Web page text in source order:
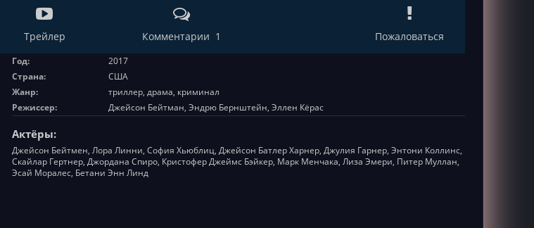
Трейлер Комментарии 1 Пожаловаться
Год:
2017
Страна:
США
Жанр:
триллер, драма, криминал
Режиссер:
Джейсон Бейтман, Эндрю Бернштейн, Эллен Кёрас
Актёры:
Джейсон Бейтмен, Лора Линни, София Хьюблиц, Джейсон Батлер Харнер, Джулия Гарнер, Энтони Коллинс,
Скайлар Гертнер, Джордана Спиро, Кристофер Джеймс Бэйкер, Марк Менчака, Лиза Эмери, Питер Муллан,
Эсай Моралес, Бетани Энн Линд